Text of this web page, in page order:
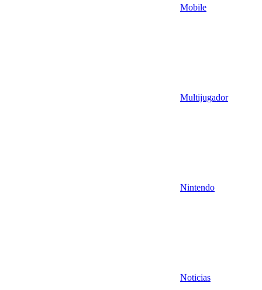
Mobile
Multijugador
Nintendo
Noticias